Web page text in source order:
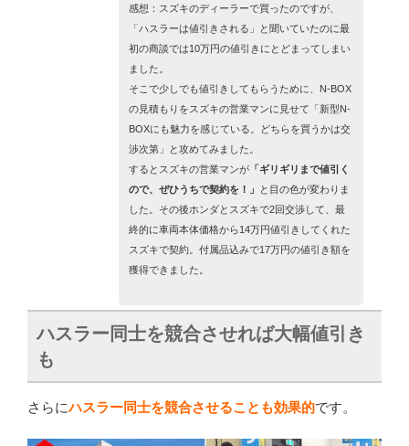
感想：スズキのディーラーで買ったのですが、
「ハスラーは値引きされる」と聞いていたのに最
初の商談では10万円の値引きにとどまってしまい
ました。
そこで少しでも値引きしてもらうために、N-BOX
の見積もりをスズキの営業マンに見せて 「新型N-
BOXにも魅力を感じている。どちらを買うかは交
渉次第」
と攻めてみました。
するとスズキの営業マンが 「ギリギリまで値引く
ので、ぜひうちで契約を！」
と目の色が変わりま
した。その後ホンダとスズキで2回交渉して、最
終的に車両本体価格から14万円値引きしてくれた
スズキで契約。付属品込みで17万円の値引き額を
獲得できました。
ハスラー同士を競合させれば大幅値引き
も
さらにハスラー同士を競合させることも効果的です。